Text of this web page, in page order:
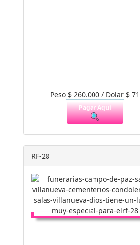
Peso $ 260.000 / Dolar $ 71
Pagar Aquí
RF-28